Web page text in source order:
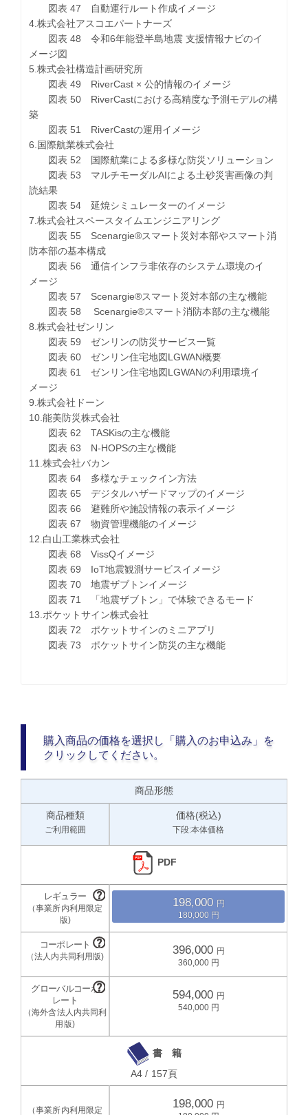
図表 47 自動運行ルート作成イメージ
4.株式会社アスコエパートナーズ
図表 48 令和6年能登半島地震 支援情報ナビのイ
メージ図
5.株式会社構造計画研究所
図表 49 RiverCast × 公的情報のイメージ
図表 50 RiverCastにおける高精度な予測モデルの構
築
図表 51 RiverCastの運用イメージ
6.国際航業株式会社
図表 52 国際航業による多様な防災ソリューション
図表 53 マルチモーダルAIによる土砂災害画像の判
読結果
図表 54 延焼シミュレーターのイメージ
7.株式会社スペースタイムエンジニアリング
図表 55 Scenargie®スマート災対本部やスマート消
防本部の基本構成
図表 56 通信インフラ非依存のシステム環境のイ
メージ
図表 57 Scenargie®スマート災対本部の主な機能
図表 58 Scenargie®スマート消防本部の主な機能
8.株式会社ゼンリン
図表 59 ゼンリンの防災サービス一覧
図表 60 ゼンリン住宅地図LGWAN概要
図表 61 ゼンリン住宅地図LGWANの利用環境イ
メージ
9.株式会社ドーン
10.能美防災株式会社
図表 62 TASKisの主な機能
図表 63 N-HOPSの主な機能
11.株式会社バカン
図表 64 多様なチェックイン方法
図表 65 デジタルハザードマップのイメージ
図表 66 避難所や施設情報の表示イメージ
図表 67 物資管理機能のイメージ
12.白山工業株式会社
図表 68 VissQイメージ
図表 69 IoT地震観測サービスイメージ
図表 70 地震ザブトンイメージ
図表 71 「地震ザブトン」で体験できるモード
13.ポケットサイン株式会社
図表 72 ポケットサインのミニアプリ
図表 73 ポケットサイン防災の主な機能
購入商品の価格を選択し「購入のお申込み」を
クリックしてください。
商品形態
商品種類
ご利用範囲
価格(税込)
下段:本体価格
PDF
198,000
180,000
396,000
360,000
594,000
540,000
書 籍
A4 / 157頁
198,000